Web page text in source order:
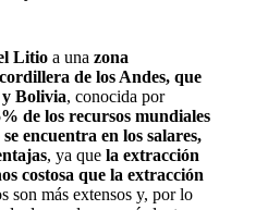
Litio a una zona
de los Andes, que
Bolivia, conocida por
de los recursos mundiales
encuentra en los salares,
, ya que la extracción
costosa que la extracción
son más extensos y, por lo